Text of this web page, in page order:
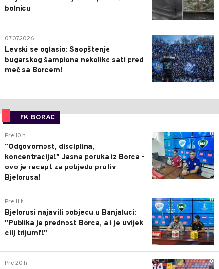
bolnicu
1
07.07.2026.
Levski se oglasio: Saopštenje
bugarskog šampiona nekoliko sati pred
meč sa Borcem!
FK BORAC
0
Pre 10 h
"Odgovornost, disciplina,
koncentracija!" Jasna poruka iz Borca -
ovo je recept za pobjedu protiv
Bjelorusa!
0
Pre 11 h
Bjelorusi najavili pobjedu u Banjaluci:
"Publika je prednost Borca, ali je uvijek
cilj trijumf!"
0
Pre 20 h